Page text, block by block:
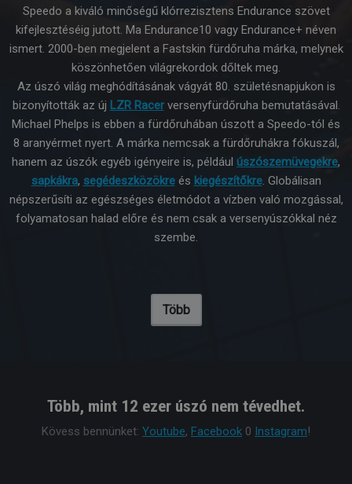
Speedo a kiváló minőségű klórrezisztens Endurance szövet
kifejlesztéséig jutott. Ma Endurance10 vagy Endurance+ néven
ismert. 2000-ben megjelent a Fastskin fürdőruha márka, melynek
köszönhetően világrekordok dőltek meg.
Az úszó világ meghódításának vágyát 80. születésnapjukon is
bizonyították az új LZR Racerversenyfürdőruha bemutatásával.
Michael Phelps is ebben a fürdőruhában úszott a Speedo-tól és
8 aranyérmet nyert. A márka nemcsak a fürdőruhákra fókuszál,
hanem az úszók egyéb igényeire is, például úszószemüvegekre,
sapkákra, segédeszközökreés kiegészítőkre. Globálisan
népszerűsíti az egészséges életmódot a vízben való mozgással,
folyamatosan halad előre és nem csak a versenyúszókkal néz
szembe.
Több
Több, mint 12 ezer úszó nem tévedhet.
Kövess bennünket: Youtube, Facebook 0 Instagram!